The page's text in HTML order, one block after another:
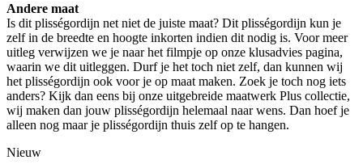
Andere maat
Is dit plisségordijn net niet de juiste maat? Dit plisségordijn kun je
zelf in de breedte en hoogte inkorten indien dit nodig is. Voor meer
uitleg verwijzen we je naar het filmpje op onze klusadvies pagina,
waarin we dit uitleggen. Durf je het toch niet zelf, dan kunnen wij
het plisségordijn ook voor je op maat maken. Zoek je toch nog iets
anders? Kijk dan eens bij onze uitgebreide maatwerk Plus collectie,
wij maken dan jouw plisségordijn helemaal naar wens. Dan hoef je
alleen nog maar je plisségordijn thuis zelf op te hangen.
Nieuw